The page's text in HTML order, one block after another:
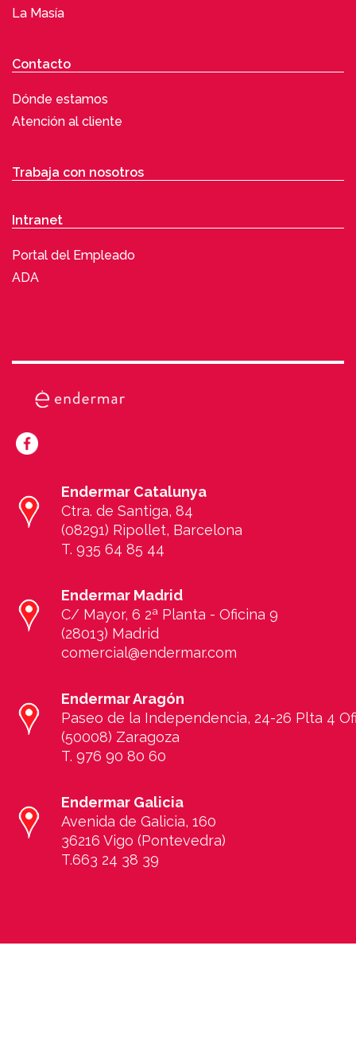
La Masía
Contacto
Dónde estamos
Atención al cliente
Trabaja con nosotros
Intranet
Portal del Empleado
ADA
Endermar Catalunya
Ctra. de Santiga, 84
(08291) Ripollet, Barcelona
T. 935 64 85 44
Endermar Madrid
C/ Mayor, 6 2ª Planta - Oficina 9
(28013) Madrid
comercial@endermar.com
Endermar Aragón
Paseo de la Independencia, 24-26 Plta 4
(50008) Zaragoza
T. 976 90 80 60
Endermar Galicia
Avenida de Galicia, 160
36216 Vigo (Pontevedra)
T.663 24 38 39